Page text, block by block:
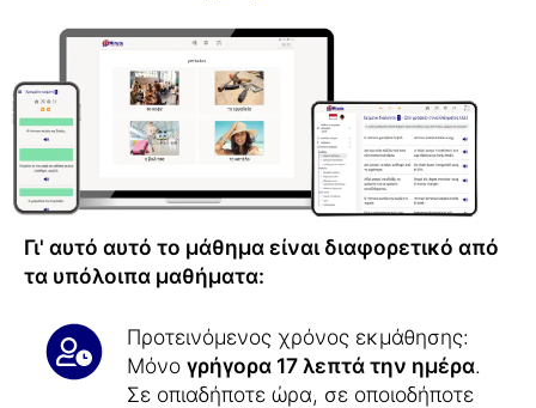
Γι' αυτό αυτό το μάθημα είναι διαφορετικό από
τα υπόλοιπα μαθήματα:
Προτεινόμενος χρόνος εκμάθησης:
Μόνο γρήγορα 17 λεπτά την ημέρα.
Σε οπιαδήποτε ώρα, σε οποιοδήποτε